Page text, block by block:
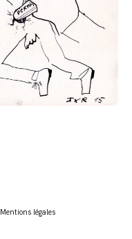
Mentions légales